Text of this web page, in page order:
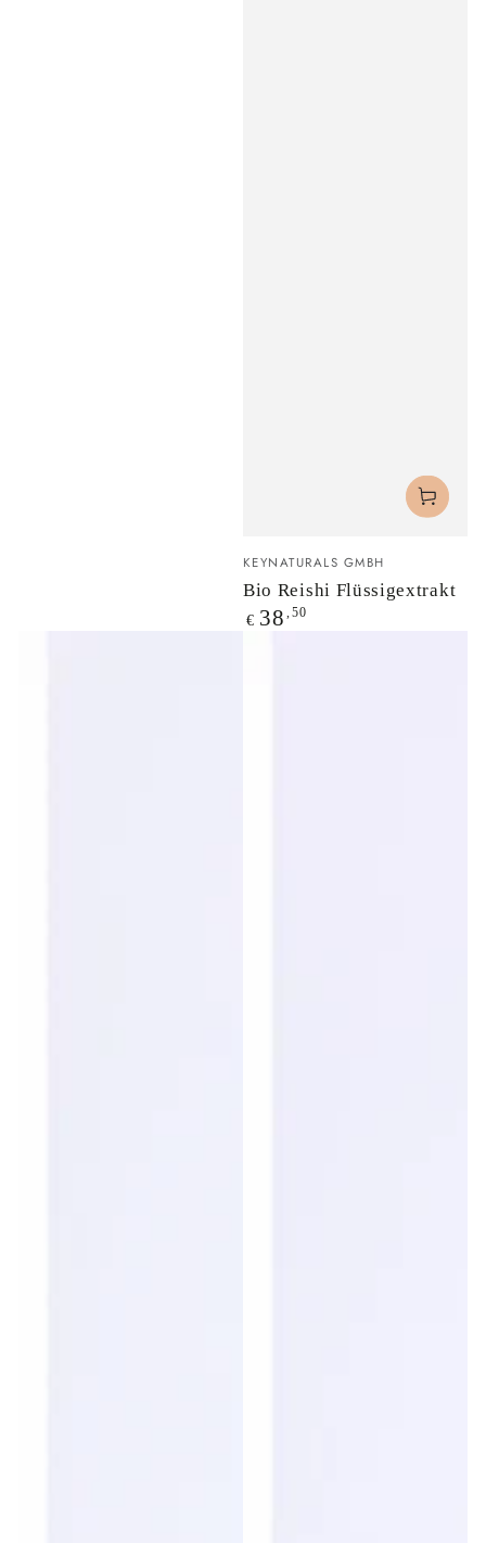
Verkäufer/in:
KEYNATURALS GMBH
Bio Reishi Flüssigextrakt
Regulärer
€ 38 ,50